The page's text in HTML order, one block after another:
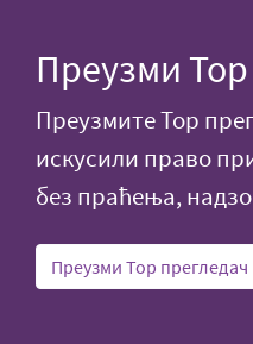
Преузми
Преузмите Тор
искусили право
без праћења,
Преузми Тор прегледач